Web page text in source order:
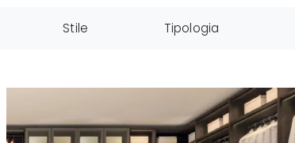
Stile Tipologia